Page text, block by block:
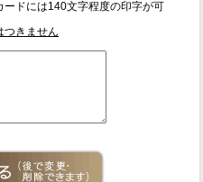
ドには140文字程度の印字が可
つきません